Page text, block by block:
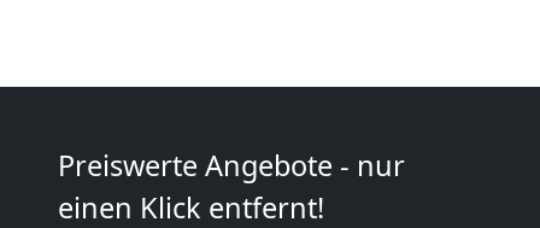
Preiswerte Angebote - nur
einen Klick entfernt!
Neustadt